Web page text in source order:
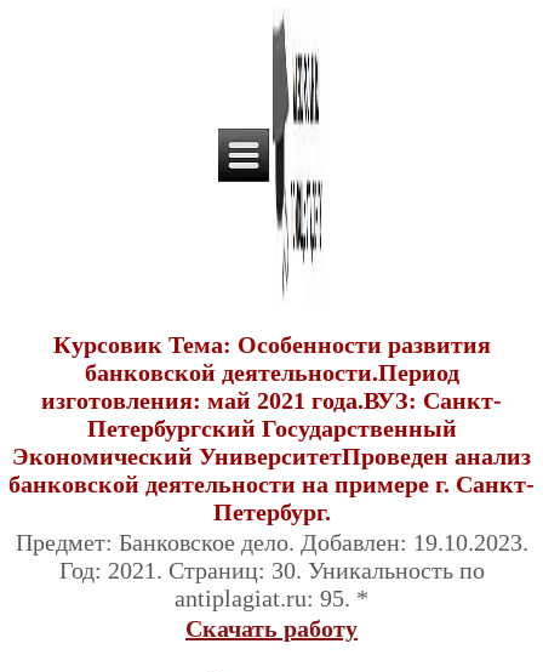
Курсовик Тема: Особенности развития
банковской деятельности.Период
изготовления: май 2021 года.ВУЗ: Санкт-
Петербургский Государственный
Экономический УниверситетПроведен анализ
банковской деятельности на примере г. Санкт-
Петербург.
Предмет: Банковское дело. Добавлен: 19.10.2023.
Год: 2021. Страниц: 30. Уникальность по
antiplagiat.ru: 95. *
Скачать работу